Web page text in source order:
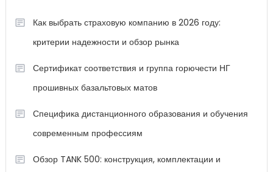
Как выбрать страховую компанию в 2026 году:
критерии надежности и обзор рынка
Сертификат соответствия и группа горючести НГ
прошивных базальтовых матов
Специфика дистанционного образования и обучения
современным профессиям
Обзор TANK 500: конструкция, комплектации и